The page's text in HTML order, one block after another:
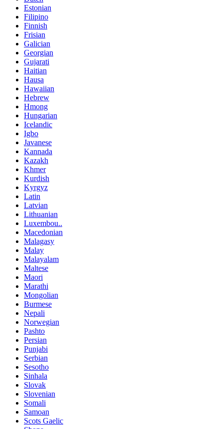
Estonian
Filipino
Finnish
Frisian
Galician
Georgian
Gujarati
Haitian
Hausa
Hawaiian
Hebrew
Hmong
Hungarian
Icelandic
Igbo
Javanese
Kannada
Kazakh
Khmer
Kurdish
Kyrgyz
Latin
Latvian
Lithuanian
Luxembou..
Macedonian
Malagasy
Malay
Malayalam
Maltese
Maori
Marathi
Mongolian
Burmese
Nepali
Norwegian
Pashto
Persian
Punjabi
Serbian
Sesotho
Sinhala
Slovak
Slovenian
Somali
Samoan
Scots Gaelic